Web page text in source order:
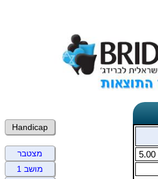
5.00
Handicap
מצטבר
מושב 1